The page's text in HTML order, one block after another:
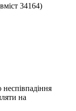
34164)
на